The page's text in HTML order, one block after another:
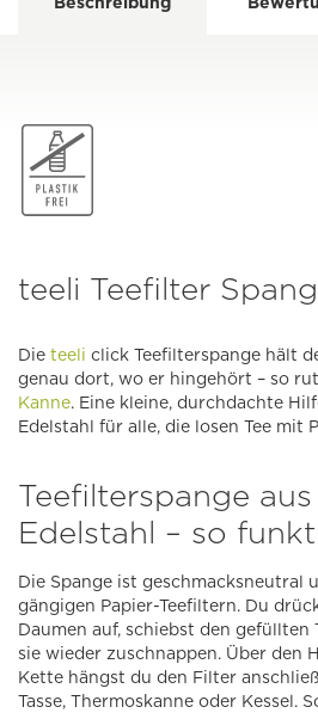
teeli Teefilter
Die teeli click Teefilterspange hält
genau dort, wo er hingehört – so
Kanne. Eine kleine, durchdachte
Edelstahl für alle, die losen Tee mit
Teefilterspange
Edelstahl – so
Die Spange ist geschmacksneutral
gängigen Papier-Teefiltern. Du
Daumen auf, schiebst den gefüllten
sie wieder zuschnappen. Über den
Kette hängst du den Filter
Tasse, Thermoskanne oder Kessel.